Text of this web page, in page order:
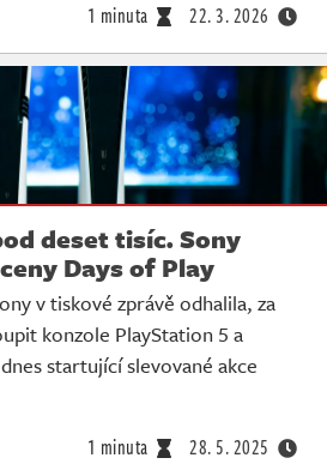
1 minuta 22. 3. 2026
deset tisíc. Sony
Days of Play
v tiskové zprávě odhalila, za
konzole PlayStation 5 a
startující slevované akce
1 minuta 28. 5. 2025